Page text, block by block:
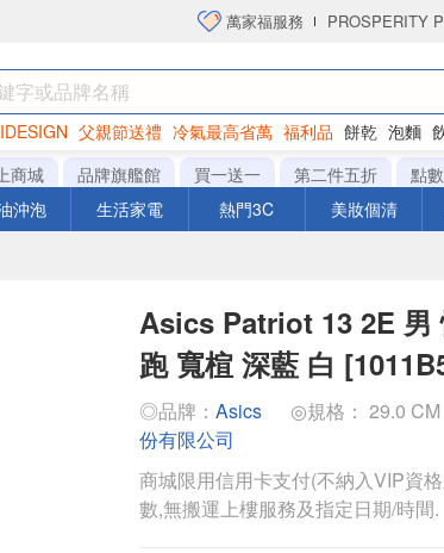
萬家福服務 PROSPERITY
父親節送禮 冷氣最高省萬 福利品 餅乾 泡麵
罐頭 衛生紙
商城 品牌旗艦館 買一送一 第二件五折 點
沖泡 生活家電 熱門3C 美妝個清
Asics Patriot 13 2E 男
跑 寬楦 深藍 白
◎品牌： Asics ◎規格： 29.0 CM
份有限公司
商城限用信用卡支付(不納入VIP資
數,無搬運上樓服務及指定日期/時間.